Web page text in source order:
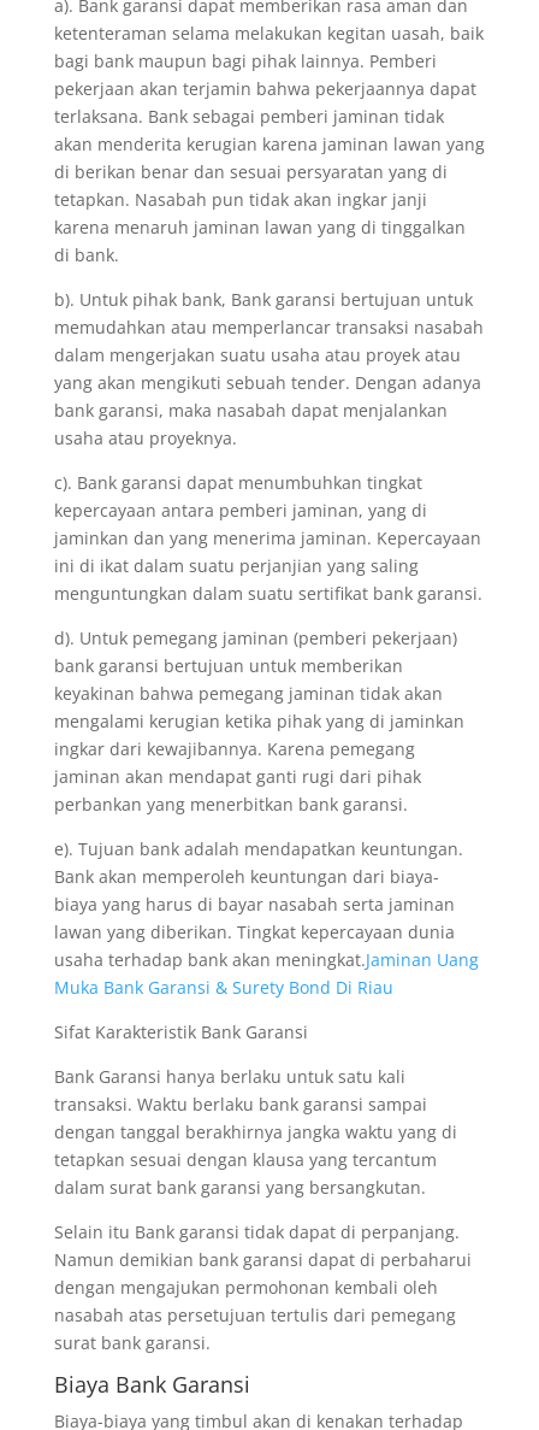
a). Bank garansi dapat memberikan rasa aman dan
ketenteraman selama melakukan kegitan uasah, baik
bagi bank maupun bagi pihak lainnya. Pemberi
pekerjaan akan terjamin bahwa pekerjaannya dapat
terlaksana. Bank sebagai pemberi jaminan tidak
akan menderita kerugian karena jaminan lawan yang
di berikan benar dan sesuai persyaratan yang di
tetapkan. Nasabah pun tidak akan ingkar janji
karena menaruh jaminan lawan yang di tinggalkan
di bank.
b). Untuk pihak bank, Bank garansi bertujuan untuk
memudahkan atau memperlancar transaksi nasabah
dalam mengerjakan suatu usaha atau proyek atau
yang akan mengikuti sebuah tender. Dengan adanya
bank garansi, maka nasabah dapat menjalankan
usaha atau proyeknya.
c). Bank garansi dapat menumbuhkan tingkat
kepercayaan antara pemberi jaminan, yang di
jaminkan dan yang menerima jaminan. Kepercayaan
ini di ikat dalam suatu perjanjian yang saling
menguntungkan dalam suatu sertifikat bank garansi.
d). Untuk pemegang jaminan (pemberi pekerjaan)
bank garansi bertujuan untuk memberikan
keyakinan bahwa pemegang jaminan tidak akan
mengalami kerugian ketika pihak yang di jaminkan
ingkar dari kewajibannya. Karena pemegang
jaminan akan mendapat ganti rugi dari pihak
perbankan yang menerbitkan bank garansi.
e). Tujuan bank adalah mendapatkan keuntungan.
Bank akan memperoleh keuntungan dari biaya-
biaya yang harus di bayar nasabah serta jaminan
lawan yang diberikan. Tingkat kepercayaan dunia
usaha terhadap bank akan meningkat.Jaminan Uang
Muka Bank Garansi & Surety Bond Di Riau
Sifat Karakteristik Bank Garansi
Bank Garansi hanya berlaku untuk satu kali
transaksi. Waktu berlaku bank garansi sampai
dengan tanggal berakhirnya jangka waktu yang di
tetapkan sesuai dengan klausa yang tercantum
dalam surat bank garansi yang bersangkutan.
Selain itu Bank garansi tidak dapat di perpanjang.
Namun demikian bank garansi dapat di perbaharui
dengan mengajukan permohonan kembali oleh
nasabah atas persetujuan tertulis dari pemegang
surat bank garansi.
Biaya Bank Garansi
Biaya-biaya yang timbul akan di kenakan terhadap